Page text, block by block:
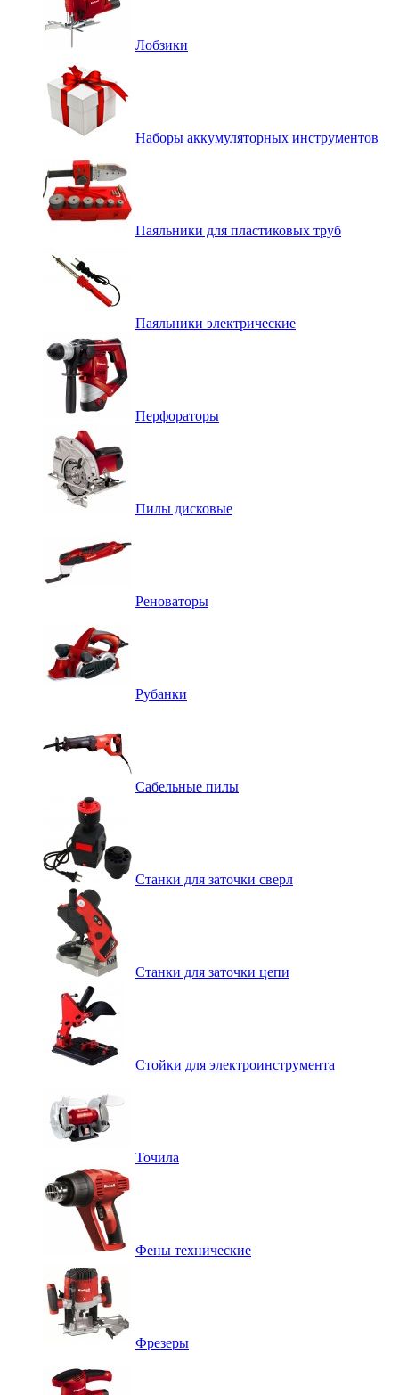
Лобзики
Наборы аккумуляторных инструментов
Паяльники для пластиковых труб
Паяльники электрические
Перфораторы
Пилы дисковые
Реноваторы
Рубанки
Сабельные пилы
Станки для заточки сверл
Станки для заточки цепи
Стойки для электроинструмента
Точила
Фены технические
Фрезеры